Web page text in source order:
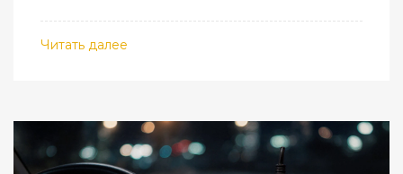
Читать далее